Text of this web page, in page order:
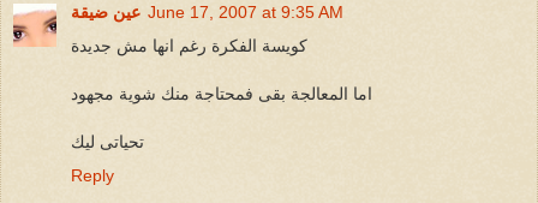
عين ضيقة June 17, 2007 at 9:35 AM
كويسة الفكرة رغم انها مش جديدة
اما المعالجة بقى فمحتاجة منك شوية مجهود
تحياتى ليك
Reply